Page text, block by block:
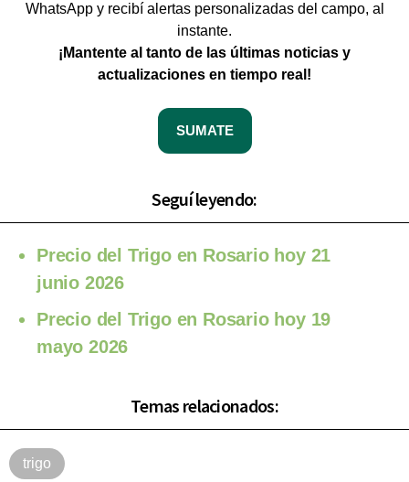
WhatsApp y recibí alertas personalizadas del campo, al
instante.
¡Mantente al tanto de las últimas noticias y
actualizaciones en tiempo real!
SUMATE
Seguí leyendo:
Precio del Trigo en Rosario hoy 21
junio 2026
Precio del Trigo en Rosario hoy 19
mayo 2026
Temas relacionados:
trigo